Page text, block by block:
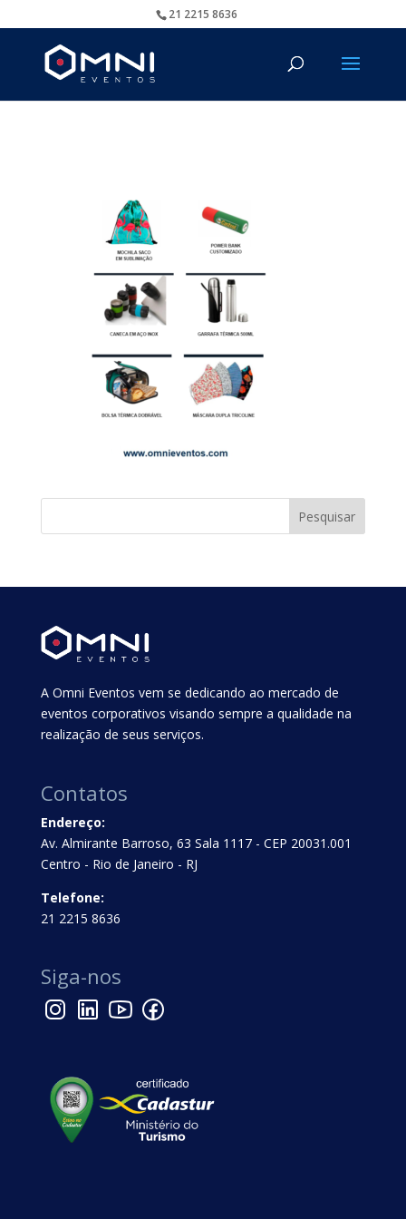
21 2215 8636
A Omni Eventos vem se dedicando ao mercado de
eventos corporativos visando sempre a qualidade na
realização de seus serviços.
Contatos
Endereço:
Av. Almirante Barroso, 63 Sala 1117 - CEP 20031.001
Centro - Rio de Janeiro - RJ
Telefone:
21 2215 8636
Siga-nos